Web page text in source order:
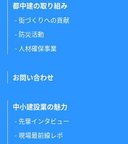
都中建の取り組み
街づくりへの貢献
防災活動
人材確保事業
お問い合わせ
中小建設業の魅力
先輩インタビュー
現場最前線レポ